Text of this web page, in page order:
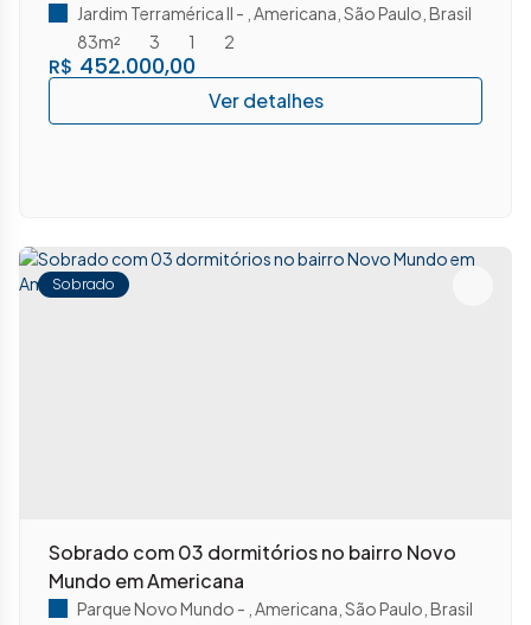
Americana/SP
R$ 452.000,00
Jardim Terramérica II Americana São Paulo Brasil
3
1
83m² 2
Sobrado
Sobrado com 03 dormitórios no bairro Novo
Mundo em Americana
Parque Novo Mundo Americana São Paulo Brasil